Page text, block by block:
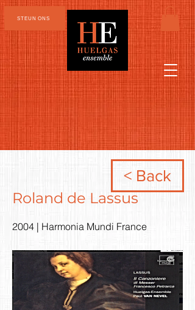
STEUN ONS
< Back
Roland de Lassus
2004 | Harmonia Mundi France